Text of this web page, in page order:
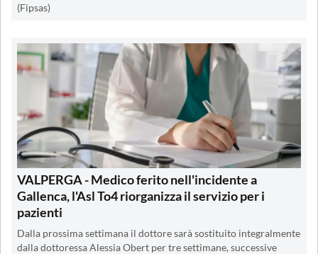
(Fipsas)
VALPERGA - Medico ferito nell'incidente a
Gallenca, l'Asl To4 riorganizza il servizio per i
pazienti
Dalla prossima settimana il dottore sarà sostituito integralmente
dalla dottoressa Alessia Obert per tre settimane, successive